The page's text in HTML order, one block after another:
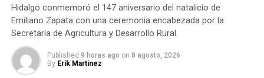
Hidalgo conmemoró el 147 aniversario del natalicio de
Emiliano Zapata con una ceremonia encabezada por la
Secretaría de Agricultura y Desarrollo Rural.
Published 9 horas ago on 8 agosto, 2026
By Erik Martinez